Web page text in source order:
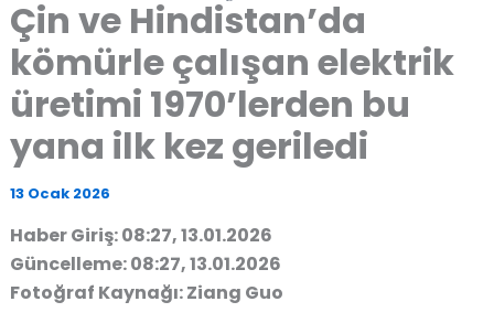
Çin ve Hindistan’da
kömürle çalışan elektrik
üretimi 1970’lerden bu
yana ilk kez geriledi
13 Ocak 2026
Haber Giriş: 08:27, 13.01.2026
Güncelleme: 08:27, 13.01.2026
Fotoğraf Kaynağı: Ziang Guo